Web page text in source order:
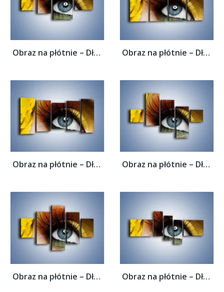
Obraz na płótnie – Długie kobiece rzęsy –... Obraz na płótnie – Długie kobiece rzęsy –...
Obraz na płótnie – Długie kobiece rzęsy –... Obraz na płótnie – Długie kobiece rzęsy –...
Obraz na płótnie – Długie kobiece rzęsy –... Obraz na płótnie – Długie kobiece rzęsy –...